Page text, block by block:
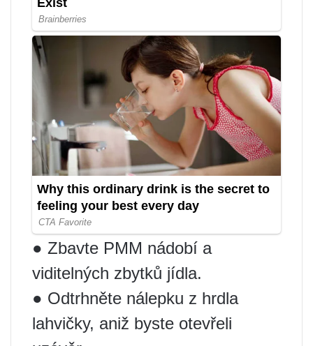
● Zbavte PMM nádobí a
viditelných zbytků jídla.
● Odtrhněte nálepku z hrdla
lahvičky, aniž byste otevřeli